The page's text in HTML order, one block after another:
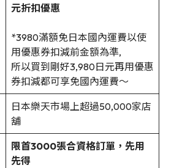
元折扣優惠
*3980滿額免日本國內運費以使
用優惠券扣減前金額為準,
所以買到剛好3,980日元再用優惠
券扣減都可享免國內運費～
日本樂天市場上超過50,000家店
舖
限首3000張合資格訂單，先用
先得